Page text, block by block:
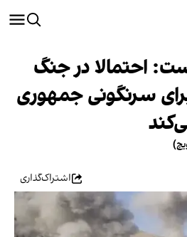
احتمالا در جنگ
سرنگونی جمهوری
اشتراک‌گذاری